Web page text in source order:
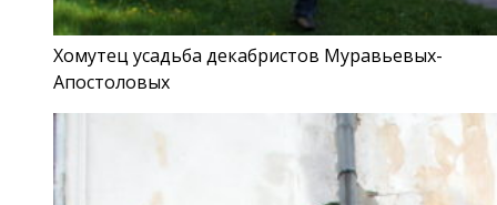
Хомутец усадьба декабристов Муравьевых-
Апостоловых